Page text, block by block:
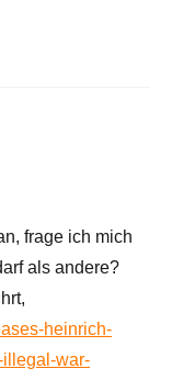
frage ich mich
als andere?
heinrich-
illegal-war-